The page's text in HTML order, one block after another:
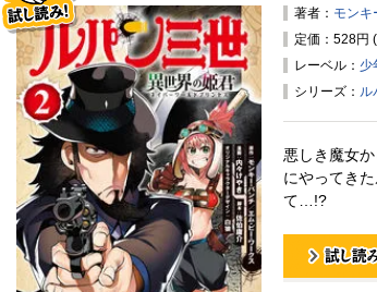
著者： モンキ
定価：528円
レーベル： 少
シリーズ： ル
悪しき魔女
にやってき
て…!?
試し読み！